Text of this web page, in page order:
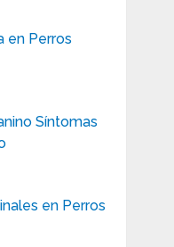
en Perros
Síntomas
en Perros